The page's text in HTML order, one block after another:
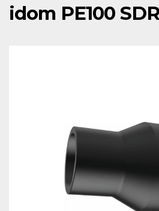
idom PE100